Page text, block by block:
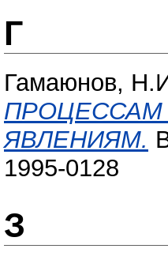
Г
Гамаюнов,
ПРОЦЕССАМ
ЯВЛЕНИЯМ.
1995-0128
З